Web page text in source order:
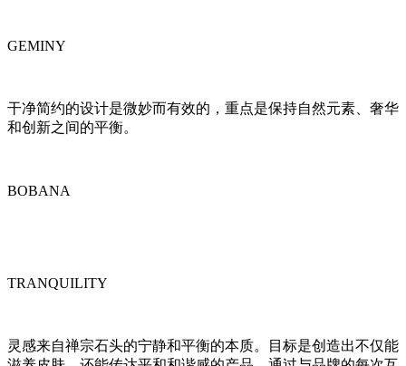
GEMINY
干净简约的设计是微妙而有效的，重点是保持自然元素、奢华
和创新之间的平衡。
BOBANA
TRANQUILITY
灵感来自禅宗石头的宁静和平衡的本质。目标是创造出不仅能